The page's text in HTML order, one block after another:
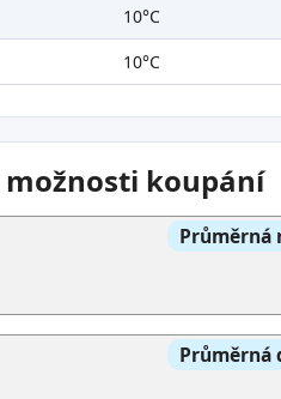
10°C
10°C
možnosti koupání
Průměrná
Průměrná